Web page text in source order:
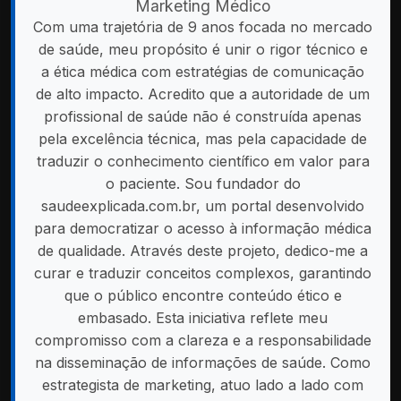
Marketing Médico
Com uma trajetória de 9 anos focada no mercado
de saúde, meu propósito é unir o rigor técnico e
a ética médica com estratégias de comunicação
de alto impacto. Acredito que a autoridade de um
profissional de saúde não é construída apenas
pela excelência técnica, mas pela capacidade de
traduzir o conhecimento científico em valor para
o paciente. Sou fundador do
saudeexplicada.com.br, um portal desenvolvido
para democratizar o acesso à informação médica
de qualidade. Através deste projeto, dedico-me a
curar e traduzir conceitos complexos, garantindo
que o público encontre conteúdo ético e
embasado. Esta iniciativa reflete meu
compromisso com a clareza e a responsabilidade
na disseminação de informações de saúde. Como
estrategista de marketing, atuo lado a lado com